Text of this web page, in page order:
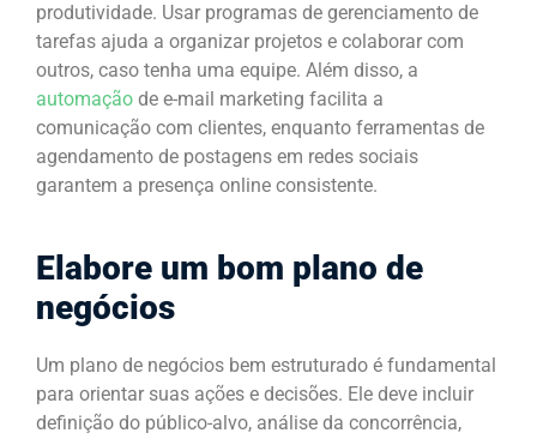
produtividade. Usar programas de gerenciamento de
tarefas ajuda a organizar projetos e colaborar com
outros, caso tenha uma equipe. Além disso, a
automação de e-mail marketing facilita a
comunicação com clientes, enquanto ferramentas de
agendamento de postagens em redes sociais
garantem a presença online consistente.
Elabore um bom plano de
negócios
Um plano de negócios bem estruturado é fundamental
para orientar suas ações e decisões. Ele deve incluir
definição do público-alvo, análise da concorrência,